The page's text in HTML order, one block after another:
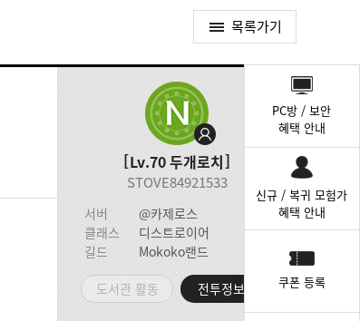
목록가기
Lv.70두개로치
STOVE84921533
서버
@카제로스
클래스
디스트로이어
길드
Mokoko랜드
도서관 활동 전투정보실
PC방 / 보안
혜택 안내
신규 / 복귀 모험가
혜택 안내
쿠폰 등록